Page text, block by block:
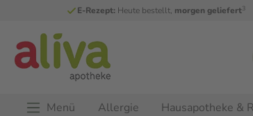
E-Rezept: Heute bestellt, morgen geliefert3
Menü Allergie Hausapotheke &